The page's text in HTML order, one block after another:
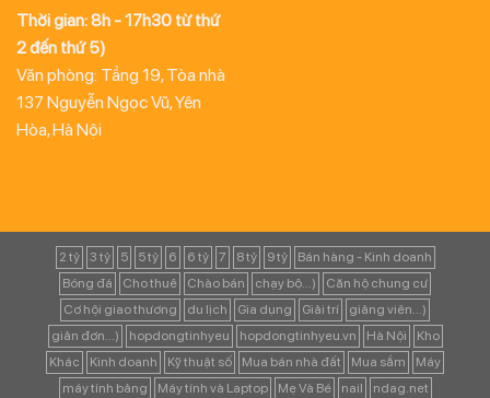
Thời gian: 8h - 17h30 từ thứ
2 đến thứ 5)
Văn phòng: Tầng 19, Tòa nhà
137 Nguyễn Ngọc Vũ, Yên
Hòa, Hà Nội
2 tỷ 3 tỷ 5 5 tỷ 6 6 tỷ 7 8 tỷ 9 tỷ
Bán hàng - Kinh doanh
Bóng đá
Cho thuê Chào bán chạy bộ...)
Căn hộ chung cư
Cơ hội giao thương
du lịch Gia dụng Giải trí
giảng viên...)
giản đơn...)
hopdongtinhyeu hopdongtinhyeu.vn Hà Nội
Kho
Khác
Kinh doanh Kỹ thuật số Mua bán nhà đất Mua sắm
Máy
máy tính bảng
Máy tính và Laptop Mẹ Và Bé nail
ndag.net